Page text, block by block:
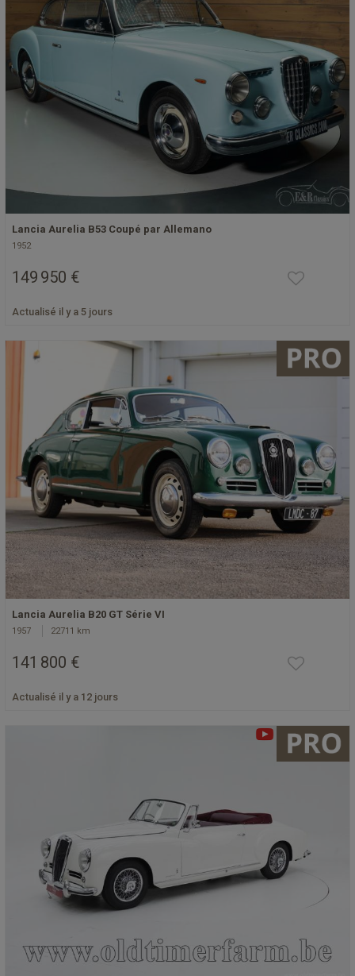
Lancia Aurelia B53 Coupé par Allemano
1952
149 950 €
Actualisé il y a 5 jours
Lancia Aurelia B20 GT Série VI
1957 22711 km
141 800 €
Actualisé il y a 12 jours